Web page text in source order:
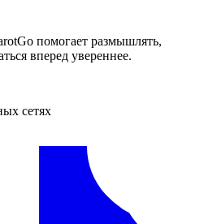
помогает размышлять,
вперед увереннее.
сетях